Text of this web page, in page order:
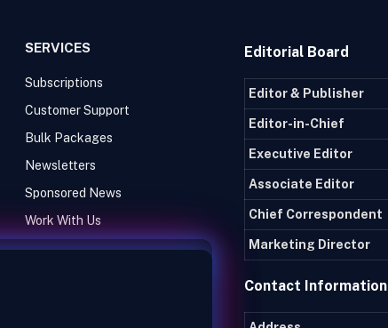
SERVICES
Subscriptions
Customer Support
Bulk Packages
Newsletters
Sponsored News
Work With Us
Editorial Board
Editor & Publisher
Editor-in-Chief
Executive Editor
Associate Editor
Chief Correspondent
Marketing Director
Contact Information